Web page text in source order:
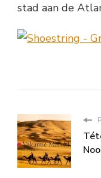
stad aan de